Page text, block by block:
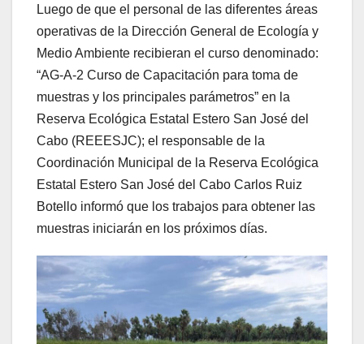
Luego de que el personal de las diferentes áreas
operativas de la Dirección General de Ecología y
Medio Ambiente recibieran el curso denominado:
“AG-A-2 Curso de Capacitación para toma de
muestras y los principales parámetros” en la
Reserva Ecológica Estatal Estero San José del
Cabo (REEESJC); el responsable de la
Coordinación Municipal de la Reserva Ecológica
Estatal Estero San José del Cabo Carlos Ruiz
Botello informó que los trabajos para obtener las
muestras iniciarán en los próximos días.